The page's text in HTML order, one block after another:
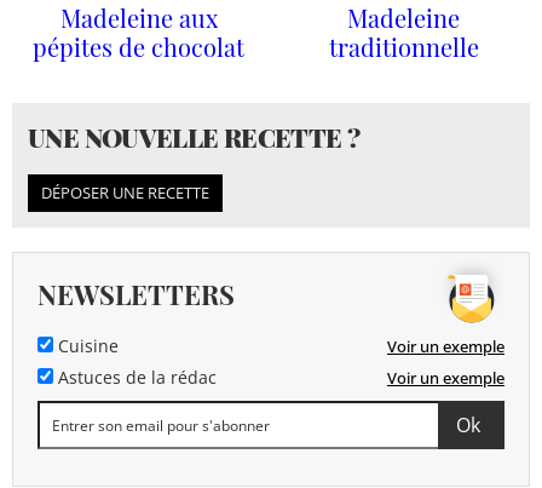
Madeleine aux
pépites de chocolat
Madeleine
traditionnelle
UNE NOUVELLE RECETTE ?
DÉPOSER UNE RECETTE
NEWSLETTERS
Cuisine Voir un exemple
Astuces de la rédac Voir un exemple